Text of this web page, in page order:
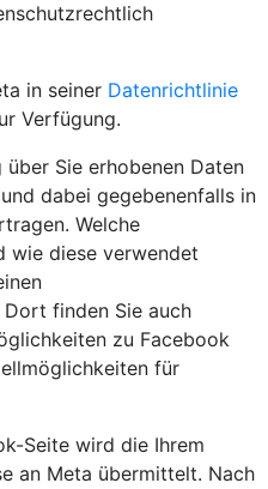
in seiner Datenrichtlinie
Verfügung.
über Sie erhobenen Daten
dabei gegebenenfalls in
Welche
wie diese verwendet
finden Sie auch
zu Facebook
für
Seite wird die Ihrem
an Meta übermittelt. Nach